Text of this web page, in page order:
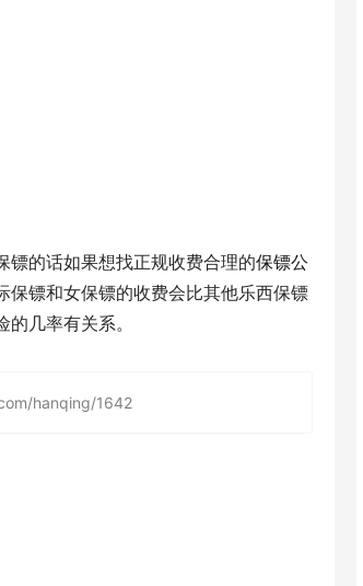
镖的话如果想找正规收费合理的保镖公
保镖和女保镖的收费会比其他乐西保镖
几率有关系。
hanqing/1642